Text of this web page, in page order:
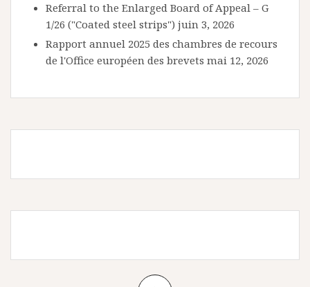
Referral to the Enlarged Board of Appeal – G
1/26 ("Coated steel strips") juin 3, 2026
Rapport annuel 2025 des chambres de recours
de l'Office européen des brevets mai 12, 2026